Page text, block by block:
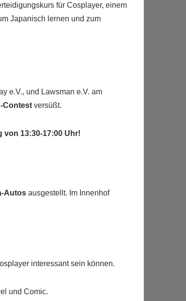
für Cosplayer, einem
Japanisch lernen und zum
e.V., und Lawsman e.V. am
Contest versüßt.
von 13:30-17:00 Uhr!
Autos ausgestellt. Im Innenhof
interessant sein können.
und Comic.